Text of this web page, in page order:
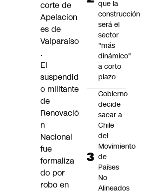
corte de
Apelacion
es de
Valparaíso
.
El
suspendid
o militante
de
Renovació
n
Nacional
fue
formaliza
do por
robo en
que la
construcción
será el
sector
"más
dinámico"
a corto
plazo
Gobierno
decide
sacar a
Chile
del
Movimiento
de
Países
No
Alineados